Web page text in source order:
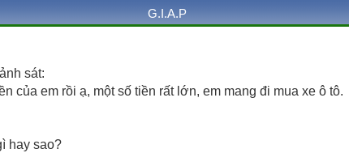
G.I.A.P
sát:
của em rồi ạ, một số tiền rất lớn, em mang đi mua xe ô tô.
hay sao?